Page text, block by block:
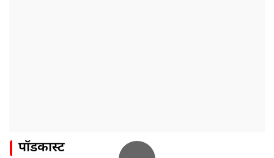
पॉडकास्ट